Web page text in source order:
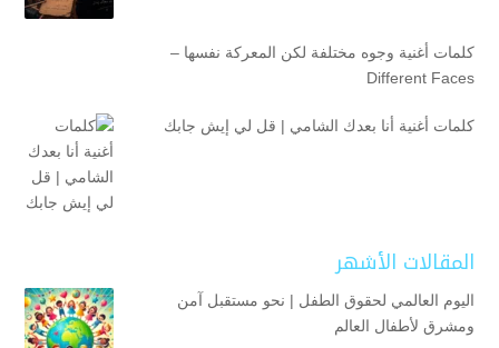
كلمات أغنية وجوه مختلفة لكن المعركة نفسها –
Different Faces
كلمات أغنية أنا بعدك الشامي | قل لي إيش جابك
المقالات الأشهر
اليوم العالمي لحقوق الطفل | نحو مستقبل آمن
ومشرق لأطفال العالم